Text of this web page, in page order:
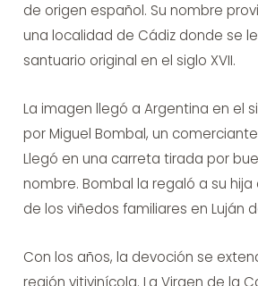
de origen español. Su nombre
una localidad de Cádiz donde se
santuario original en el siglo XVII.
La imagen llegó a Argentina en el
por Miguel Bombal, un
Llegó en una carreta tirada por
nombre. Bombal la regaló a su
de los viñedos familiares en Luján
Con los años, la devoción se
región vitivinícola. La Virgen de la